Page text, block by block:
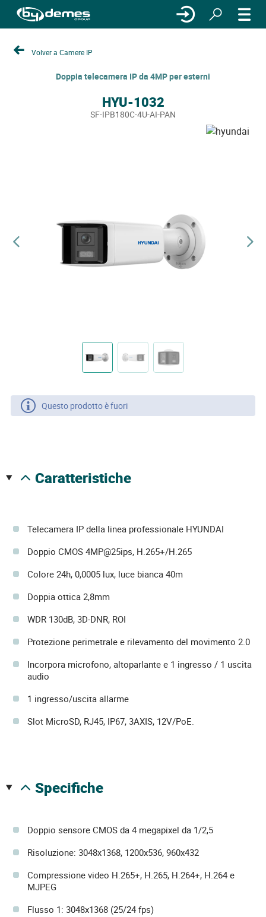
Volver a Camere IP
Doppia telecamera IP da 4MP per esterni
HYU-1032
SF-IPB180C-4U-AI-PAN
Questo prodotto è fuori
caratteristiche
Telecamera IP della linea professionale HYUNDAI
Doppio CMOS 4MP@25ips, H.265+/H.265
Colore 24h, 0,0005 lux, luce bianca 40m
Doppia ottica 2,8mm
WDR 130dB, 3D-DNR, ROI
Protezione perimetrale e rilevamento del movimento 2.0
Incorpora microfono, altoparlante e 1 ingresso / 1 uscita
audio
1 ingresso/uscita allarme
Slot MicroSD, RJ45, IP67, 3AXIS, 12V/PoE.
specifiche
Doppio sensore CMOS da 4 megapixel da 1/2,5
Risoluzione: 3048x1368, 1200x536, 960x432
Compressione video H.265+, H.265, H.264+, H.264 e
MJPEG
Flusso 1: 3048x1368 (25/24 fps)